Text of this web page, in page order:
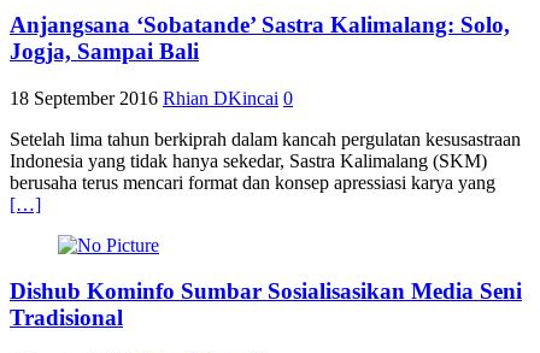
Anjangsana ‘Sobatande’ Sastra Kalimalang: Solo,
Jogja, Sampai Bali
18 September 2016 Rhian DKincai 0
Setelah lima tahun berkiprah dalam kancah pergulatan kesusastraan
Indonesia yang tidak hanya sekedar, Sastra Kalimalang (SKM)
berusaha terus mencari format dan konsep apressiasi karya yang
[…]
Dishub Kominfo Sumbar Sosialisasikan Media Seni
Tradisional